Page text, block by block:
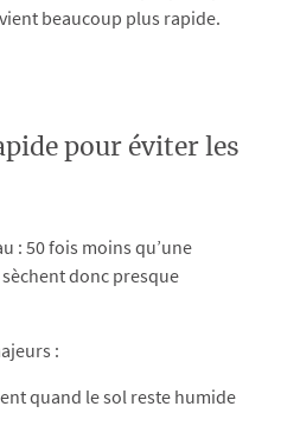
beaucoup plus rapide.
pour éviter les
: 50 fois moins qu’une
donc presque
:
quand le sol reste humide